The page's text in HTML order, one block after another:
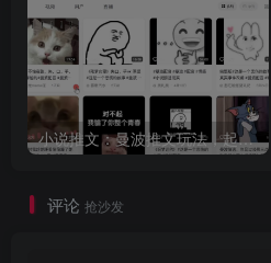
小说推文：曼波推文玩法，起号快，流量猛，一天收益1k+
评论 抢沙发